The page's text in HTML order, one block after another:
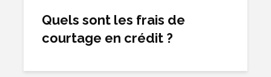
Quels sont les frais de
courtage en crédit ?